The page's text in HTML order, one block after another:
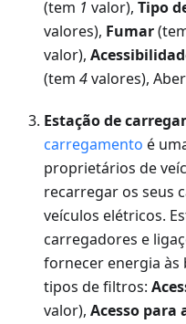
(tem 1 valor), Tipo
valores), Fumar
valor),
(tem 4valores),
Estação de
carregamento é
proprietários de
recarregar os seus
veículos elétricos.
carregadores e
fornecer energia às
tipos de filtros:
valor), Acesso para